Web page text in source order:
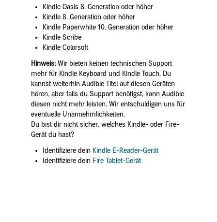
Kindle Oasis 8. Generation oder höher
Kindle 8. Generation oder höher
Kindle Paperwhite 10. Generation oder höher
Kindle Scribe
Kindle Colorsoft
Hinweis:Wir bieten keinen technischen Support
mehr für Kindle Keyboard und Kindle Touch. Du
kannst weiterhin Audible Titel auf diesen Geräten
hören, aber falls du Support benötigst, kann Audible
diesen nicht mehr leisten. Wir entschuldigen uns für
eventuelle Unannehmlichkeiten.
Du bist dir nicht sicher, welches Kindle- oder Fire-
Gerät du hast?
Identifiziere dein Kindle E-Reader-Gerät
Identifiziere dein Fire Tablet-Gerät